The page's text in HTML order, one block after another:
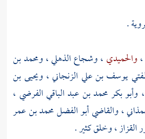
.
،والحميدي ،وشجاع الذهلي،ومحمد بن
يوسف بن علي الزنجاني، ويحيى بن
، وأبو بكر محمد بن عبد الباقي الفرضي ،
،والقاضي أبو الفضل محمد بن عمر
القزاز ،وخلق كثير .